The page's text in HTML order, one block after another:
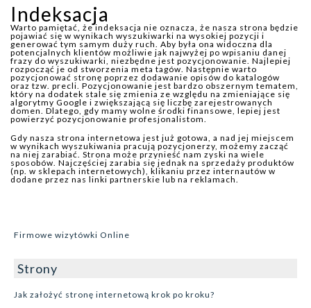
Indeksacja
Warto pamiętać, że indeksacja nie oznacza, że nasza strona będzie
pojawiać się w wynikach wyszukiwarki na wysokiej pozycji i
generować tym samym duży ruch. Aby była ona widoczna dla
potencjalnych klientów możliwie jak najwyżej po wpisaniu danej
frazy do wyszukiwarki, niezbędne jest pozycjonowanie. Najlepiej
rozpocząć je od stworzenia meta tagów. Następnie warto
pozycjonować stronę poprzez dodawanie opisów do katalogów
oraz tzw. precli. Pozycjonowanie jest bardzo obszernym tematem,
który na dodatek stale się zmienia ze względu na zmieniające się
algorytmy Google i zwiększającą się liczbę zarejestrowanych
domen. Dlatego, gdy mamy wolne środki finansowe, lepiej jest
powierzyć pozycjonowanie profesjonalistom.
Gdy nasza strona internetowa jest już gotowa, a nad jej miejscem
w wynikach wyszukiwania pracują pozycjonerzy, możemy zacząć
na niej zarabiać. Strona może przynieść nam zyski na wiele
sposobów. Najczęściej zarabia się jednak na sprzedaży produktów
(np. w sklepach internetowych), klikaniu przez internautów w
dodane przez nas linki partnerskie lub na reklamach.
Firmowe wizytówki Online
Strony
Jak założyć stronę internetową krok po kroku?